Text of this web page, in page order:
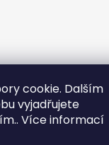
cookie. Dalším
vyjadřujete
Více informací